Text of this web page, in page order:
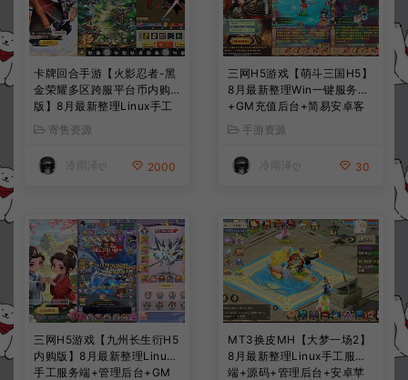
卡牌回合手游【火影忍者-黑
金荣耀多区跨服平台币内购
版】8月最新整理Linux手工
服务端+CDK授权后台+安卓
+详细搭建教程+视频教程
寄售资源
冷雨泽ღ 2000
三网H5游戏【萌斗三国H5】
8月最新整理Win一键服务端
+GM充值后台+简易安卓客
户端+详细搭建教程+视频教
程
手游资源
冷雨泽ღ 30
三网H5游戏【九州长生衍H5
内购版】8月最新整理Linux
手工服务端+管理后台+GM
MT3换皮MH【大梦一场2】
8月最新整理Linux手工服务
端+源码+管理后台+安卓苹